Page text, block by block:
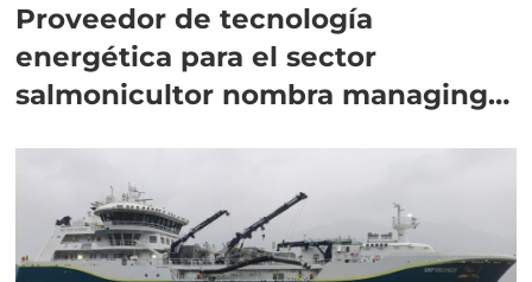
Proveedor de tecnología
energética para el sector
salmonicultor nombra managing